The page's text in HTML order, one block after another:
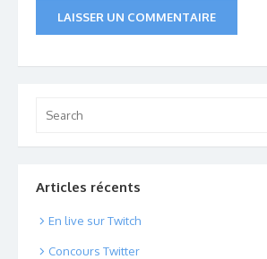
for:
Articles récents
En live sur Twitch
Concours Twitter